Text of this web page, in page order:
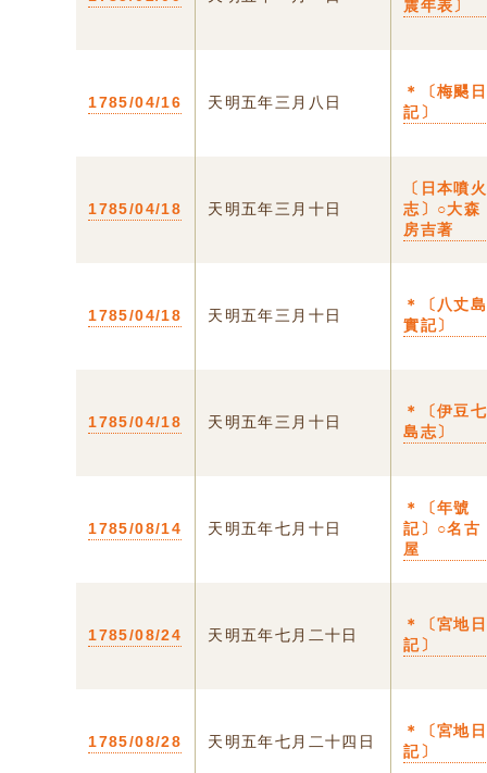
震年表〕
1785/04/16 天明五年三月八日
＊〔梅颸日
記〕
1785/04/18 天明五年三月十日
〔日本噴火
志〕○大森
房吉著
1785/04/18 天明五年三月十日
＊〔八丈島
實記〕
1785/04/18 天明五年三月十日
＊〔伊豆七
島志〕
1785/08/14 天明五年七月十日
＊〔年號
記〕○名古
屋
1785/08/24 天明五年七月二十日
＊〔宮地日
記〕
1785/08/28 天明五年七月二十四日
＊〔宮地日
記〕